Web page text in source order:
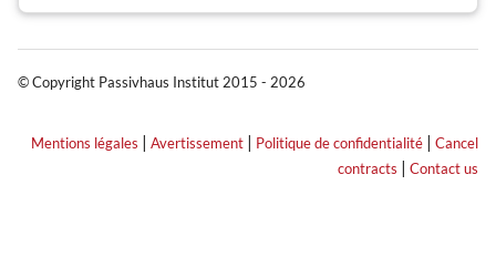
© Copyright Passivhaus Institut 2015 - 2026
Mentions légales | Avertissement | Politique de confidentialité | Cancel
contracts | Contact us